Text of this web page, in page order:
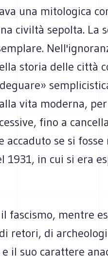
una mitologica
civiltà sepolta. La
storia delle città
vita moderna,
fino a
accaduto se si
1931, in cui si era
fascismo, mentre
retori, di
il suo carattere